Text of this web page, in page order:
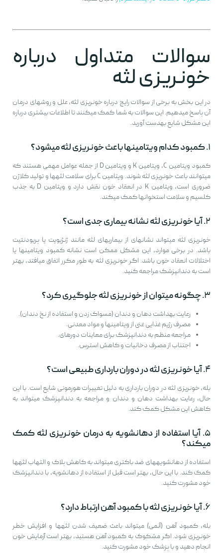
سوالات متداول درباره
خونریزی لثه
در این بخش به برخی از سوالات رایج درباره خونریزی لثه، علل و روشهای درمان
آن پاسخ میدهیم. این سوالات به شما کمک میکنند تا اطلاعات بیشتری درباره
این مشکل شایع بهدست آورید.
۱. کمبود کدام ویتامینها باعث خونریزی لثه میشود؟
کمبود ویتامین C، ویتامین K و ویتامین D از جمله عوامل مهمی هستند که
میتوانند باعث خونریزی لثه شوند. ویتامین C برای سلامت لثهها و تولید کلاژن
ضروری است، ویتامین K در انعقاد خون نقش دارد و ویتامین D به جذب
کلسیم و سلامت استخوانها کمک میکند.
۲. آیا خونریزی لثه نشانه بیماری جدی است؟
خونریزی لثه میتواند نشانهای از بیماریهای لثه مانند ژنژیویت یا پریودنتیت
باشد. در برخی موارد، این مشکل ممکن است نشانه کمبود ویتامینها یا
اختلالات انعقاد خون باشد. اگر خونریزی لثه به طور مکرر اتفاق میافتد، بهتر
است به دندانپزشک مراجعه کنید.
۳. چگونه میتوان از خونریزی لثه جلوگیری کرد؟
رعایت بهداشت دهان و دندان (مسواک زدن و استفاده از نخ دندان).
مصرف رژیم غذایی غنی از ویتامینها و مواد معدنی.
مراجعه منظم به دندانپزشک برای معاینات دورهای.
اجتناب از مصرف دخانیات و کاهش استرس.
۴. آیا خونریزی لثه در دوران بارداری طبیعی است؟
بله، خونریزی لثه در دوران بارداری به دلیل تغییرات هورمونی شایع است. با این
حال، رعایت بهداشت دهان و دندان و مراجعه به دندانپزشک میتواند به
کاهش این مشکل کمک کند.
۵. آیا استفاده از دهانشویه به درمان خونریزی لثه کمک
میکند؟
استفاده از دهانشویههای ضد باکتری میتواند به کاهش پلاک و التهاب لثهها
کمک کند. با این حال، بهتر است قبل از استفاده از دهانشویه، با دندانپزشک
خود مشورت کنید.
۶. آیا خونریزی لثه با کمبود آهن ارتباط دارد؟
بله، کمبود آهن (آنمی) میتواند باعث ضعیف شدن لثهها و افزایش خطر
خونریزی شود. اگر مشکوک به کمبود آهن هستید، بهتر است آزمایش خون
انجام دهید و با پزشک خود مشورت کنید.